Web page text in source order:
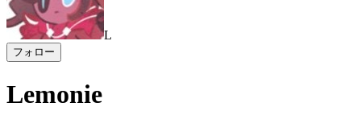
L
フォロー
Lemonie